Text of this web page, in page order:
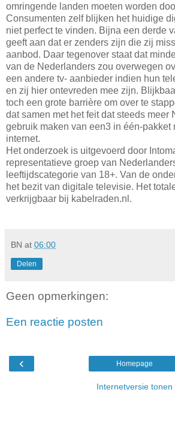
omringende landen moeten worden
Consumenten zelf blijken het huidige
niet perfect te vinden. Bijna een derde
geeft aan dat er zenders zijn die zij
aanbod. Daar tegenover staat dat
van de Nederlanders zou overwegen
een andere tv- aanbieder indien hun
en zij hier ontevreden mee zijn.
toch een grote barrière om over te
dat samen met het feit dat steeds meer
gebruik maken van een3 in één-pakket
internet.
Het onderzoek is uitgevoerd door
representatieve groep van
leeftijdscategorie van 18+. Van de
het bezit van digitale televisie. Het
verkrijgbaar bij kabelraden.nl.
BN at 06:00
Delen
Geen opmerkingen:
Een reactie posten
‹ Homepage
Internetversie tonen